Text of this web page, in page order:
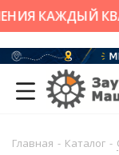
КАЖДЫЙ
Главная - Каталог -